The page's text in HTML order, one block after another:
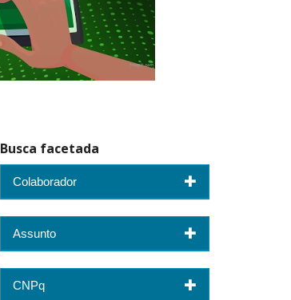
Busca facetada
Colaborador
Assunto
CNPq